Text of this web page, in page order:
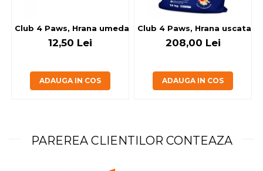
Club 4 Paws, Hrana umeda caini - cu miel, set 5+1, 6x80 g
12,50 Lei
ADAUGA IN COS
Club 4 Paws, Hrana uscata
208,00 Lei
ADAUGA IN COS
PAREREA CLIENTILOR CONTEAZA